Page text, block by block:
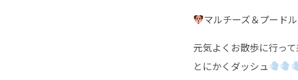
マルチーズ＆プー
元気よくお散歩に行っ
とにかくダッシュ